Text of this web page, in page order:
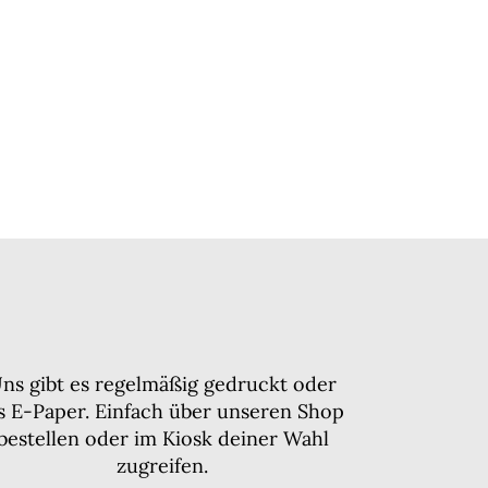
gibt es regelmäßig gedruckt oder
E-Paper. Einfach über unseren Shop
oder im Kiosk deiner Wahl
zugreifen.